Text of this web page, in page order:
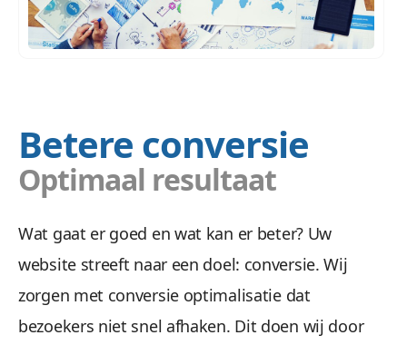
Betere conversie
Optimaal resultaat
Wat gaat er goed en wat kan er beter? Uw
website streeft naar een doel: conversie. Wij
zorgen met conversie optimalisatie dat
bezoekers niet snel afhaken. Dit doen wij door